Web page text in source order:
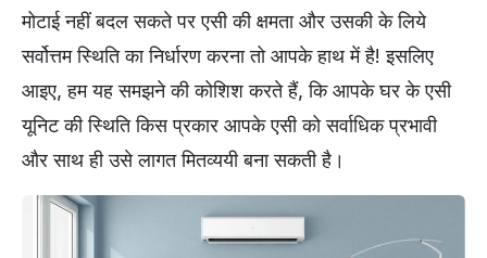
मोटाई नहीं बदल सकते पर एसी की क्षमता और उसकी के लिये
सर्वोत्तम स्थिति का निर्धारण करना तो आपके हाथ में है! इसलिए
आइए, हम यह समझने की कोशिश करते हैं, कि आपके घर के एसी
यूनिट की स्थिति किस प्रकार आपके एसी को सर्वाधिक प्रभावी
और साथ ही उसे लागत मितव्ययी बना सकती है।